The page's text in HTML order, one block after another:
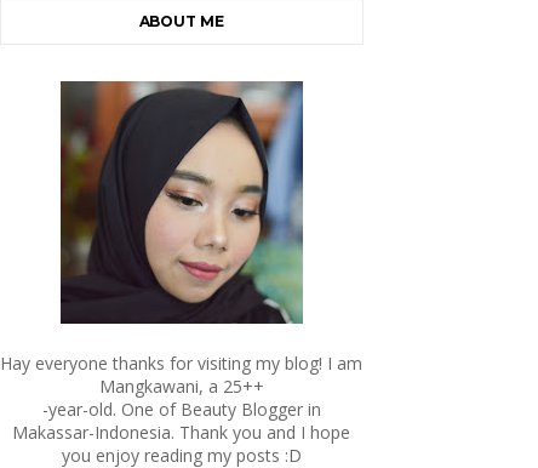
ABOUT ME
Hay everyone thanks for visiting my blog! I am
Mangkawani, a 25++
-year-old. One of Beauty Blogger in
Makassar-Indonesia. Thank you and I hope
you enjoy reading my posts :D